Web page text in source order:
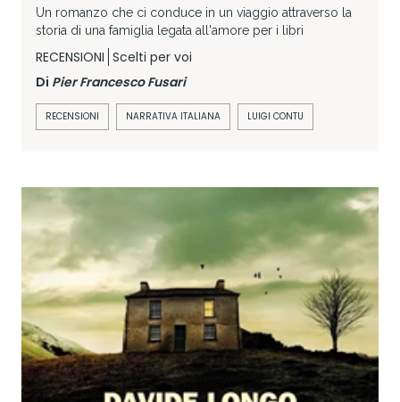
Un romanzo che ci conduce in un viaggio attraverso la
storia di una famiglia legata all'amore per i libri
RECENSIONI Scelti per voi
Di Pier Francesco Fusari
RECENSIONI NARRATIVA ITALIANA LUIGI CONTU